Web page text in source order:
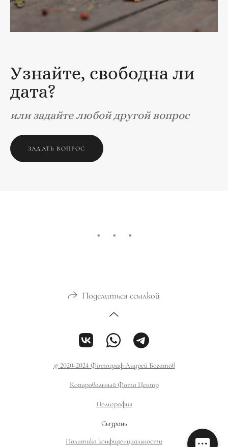
Узнайте, свободна ли
дата?
или задайте любой другой вопрос
ЗАДАТЬ ВОПРОС
Поделиться ссылкой
© 2020-2024 Фотограф Андрей Богатов
Копировальный Фото Центр
Полиграфия
Сызрань
Политика конфиденциальности